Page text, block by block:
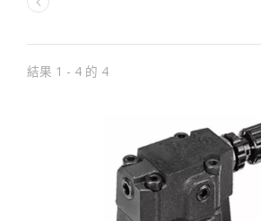
結果 1 - 4 的 4